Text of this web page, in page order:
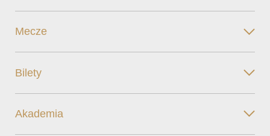
Mecze
Bilety
Akademia